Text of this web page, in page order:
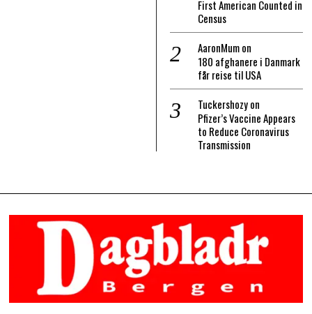
First American Counted in
Census
AaronMumon
180 afghanere i Danmark
får reise til USA
Tuckershozyon
Pfizer’s Vaccine Appears
to Reduce Coronavirus
Transmission